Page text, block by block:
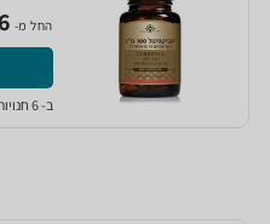
החל מ-
ב- 6 חנויות